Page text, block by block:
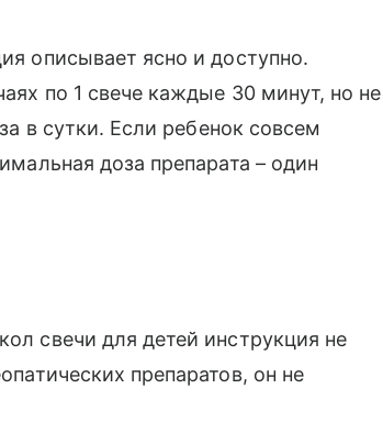
описывает ясно и доступно.
по 1 свече каждые 30 минут, но не
в сутки. Если ребенок совсем
доза препарата – один
свечи для детей инструкция не
препаратов, он не